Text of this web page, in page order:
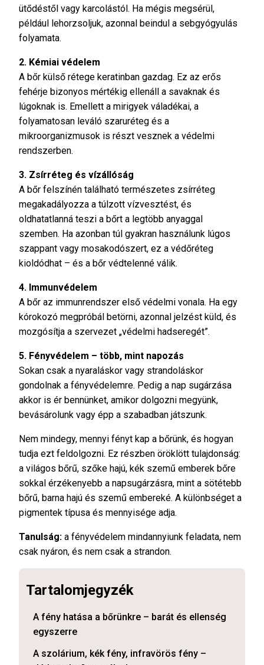
ütődéstől vagy karcolástól. Ha mégis megsérül,
például lehorzsoljuk, azonnal beindul a sebgyógyulás
folyamata.
2. Kémiai védelem
A bőr külső rétege keratinban gazdag. Ez az erős
fehérje bizonyos mértékig ellenáll a savaknak és
lúgoknak is. Emellett a mirigyek váladékai, a
folyamatosan leváló szaruréteg és a
mikroorganizmusok is részt vesznek a védelmi
rendszerben.
3. Zsírréteg és vízállóság
A bőr felszínén található természetes zsírréteg
megakadályozza a túlzott vízvesztést, és
oldhatatlanná teszi a bőrt a legtöbb anyaggal
szemben. Ha azonban túl gyakran használunk lúgos
szappant vagy mosakodószert, ez a védőréteg
kioldódhat – és a bőr védtelenné válik.
4. Immunvédelem
A bőr az immunrendszer első védelmi vonala. Ha egy
kórokozó megpróbál betörni, azonnal jelzést küld, és
mozgósítja a szervezet „védelmi hadseregét”.
5. Fényvédelem – több, mint napozás
Sokan csak a nyaraláskor vagy strandoláskor
gondolnak a fényvédelemre. Pedig a nap sugárzása
akkor is ér bennünket, amikor dolgozni megyünk,
bevásárolunk vagy épp a szabadban játszunk.
Nem mindegy, mennyi fényt kap a bőrünk, és hogyan
tudja ezt feldolgozni. Ez részben öröklött tulajdonság:
a világos bőrű, szőke hajú, kék szemű emberek bőre
sokkal érzékenyebb a napsugárzásra, mint a sötétebb
bőrű, barna hajú és szemű embereké. A különbséget a
pigmentek típusa és mennyisége adja.
Tanulság: a fényvédelem mindannyiunk feladata, nem
csak nyáron, és nem csak a strandon.
Tartalomjegyzék
A fény hatása a bőrünkre – barát és ellenség
egyszerre
A szolárium, kék fény, infravörös fény –